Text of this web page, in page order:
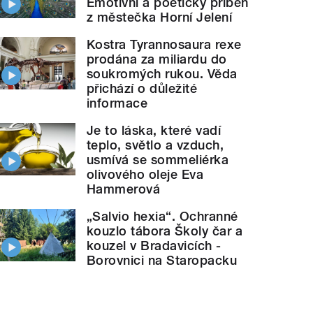
z městečka Horní Jelení
Kostra Tyrannosaura rexe
prodána za miliardu do
soukromých rukou. Věda
přichází o důležité
informace
Je to láska, které vadí
teplo, světlo a vzduch,
usmívá se sommeliérka
olivového oleje Eva
Hammerová
„Salvio hexia“. Ochranné
kouzlo tábora Školy čar a
kouzel v Bradavicích -
Borovnici na Staropacku